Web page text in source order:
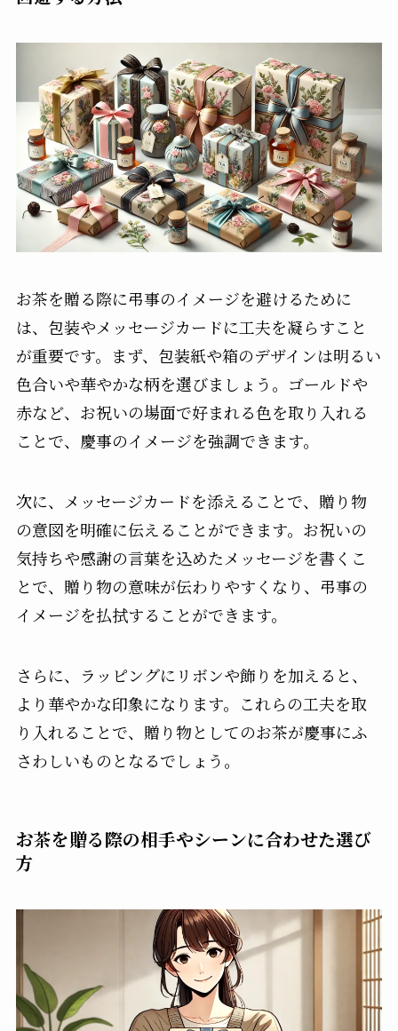
お茶を贈る際に弔事のイメージを避けるために
は、包装やメッセージカードに工夫を凝らすこと
が重要です。まず、包装紙や箱のデザインは明るい
色合いや華やかな柄を選びましょう。ゴールドや
赤など、お祝いの場面で好まれる色を取り入れる
ことで、慶事のイメージを強調できます。
次に、メッセージカードを添えることで、贈り物
の意図を明確に伝えることができます。お祝いの
気持ちや感謝の言葉を込めたメッセージを書くこ
とで、贈り物の意味が伝わりやすくなり、弔事の
イメージを払拭することができます。
さらに、ラッピングにリボンや飾りを加えると、
より華やかな印象になります。これらの工夫を取
り入れることで、贈り物としてのお茶が慶事にふ
さわしいものとなるでしょう。
お茶を贈る際の相手やシーンに合わせた選び
方